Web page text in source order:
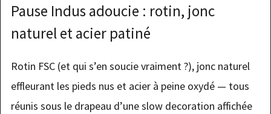
Pause Indus adoucie : rotin, jonc
naturel et acier patiné
Rotin FSC (et qui s’en soucie vraiment ?), jonc naturel
effleurant les pieds nus et acier à peine oxydé — tous
réunis sous le drapeau d’une slow decoration affichée